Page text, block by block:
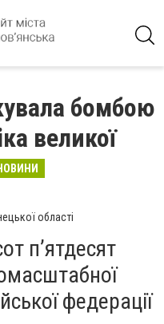
бомбою
великої
області
п’ятдесят
федерації